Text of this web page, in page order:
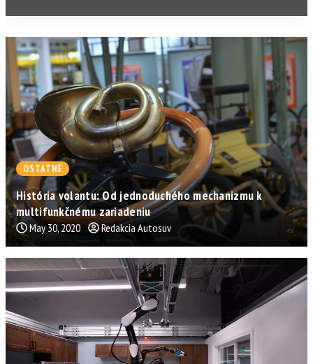
OSTATNÉ
História volantu: Od jednoduchého mechanizmu k
multifunkčnému zariadeniu
May 30, 2020 Redakcia Autosuv